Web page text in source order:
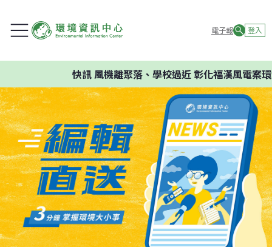
電子報 登入
快訊風機離聚落、學校過近 彰化福漢風電案環